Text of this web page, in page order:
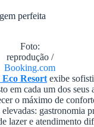
perfeita
Foto:
reprodução /
Booking.com
Resort exibe
em cada um dos seus
o máximo de
gastronomia
lazer e atendimento